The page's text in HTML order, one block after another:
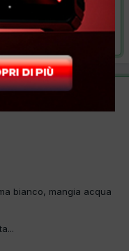
bianco, mangia acqua